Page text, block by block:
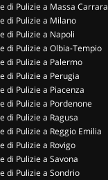
di Pulizie a Massa Carrara
di Pulizie a Milano
di Pulizie a Napoli
di Pulizie a Olbia-Tempio
di Pulizie a Palermo
di Pulizie a Perugia
di Pulizie a Piacenza
di Pulizie a Pordenone
di Pulizie a Ragusa
di Pulizie a Reggio Emilia
di Pulizie a Rovigo
di Pulizie a Savona
di Pulizie a Sondrio